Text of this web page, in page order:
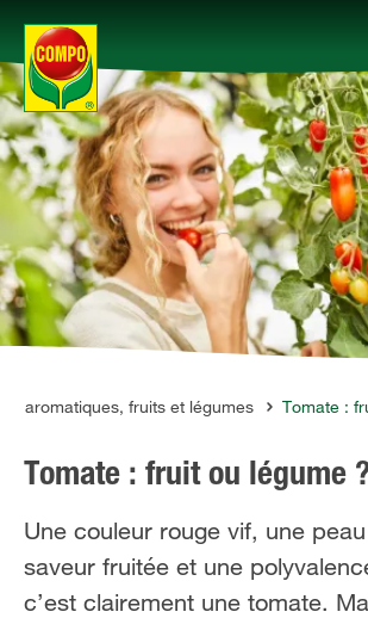
Produits
Conseil
Thèmes
Service
Qui sommes-nous?
aromatiques, fruits et légumes Tomate :
Tomate : fruit ou légume
Une couleur rouge vif, une
saveur fruitée et une
c’est clairement une tomate.